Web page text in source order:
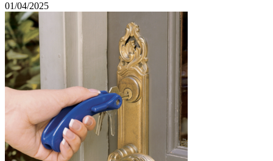
01/04/2025